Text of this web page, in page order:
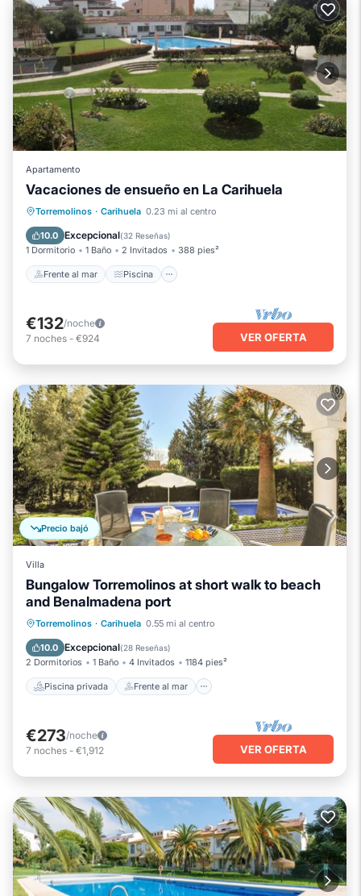
Apartamento
Vacaciones de ensueño en La Carihuela
Torremolinos · Carihuela 0.23 mi al centro
10.0 Excepcional(32 Reseñas)
1 Dormitorio 1 Baño 2 Invitados 388 pies²
Frente al mar Piscina
Frente al mar Piscina
Balcón/Terraza
€132/noche
7 noches - €924 VER OFERTA
Precio bajó
Villa
Bungalow Torremolinos at short walk to beach
and Benalmadena port
Torremolinos · Carihuela 0.55 mi al centro
10.0 Excepcional(28 Reseñas)
2 Dormitorios 1 Baño 4 Invitados 1184 pies²
Piscina privada Frente al mar
Piscina privada
Frente al mar
Chimenea/Calefacción
€273/noche
7 noches - €1,912 VER OFERTA